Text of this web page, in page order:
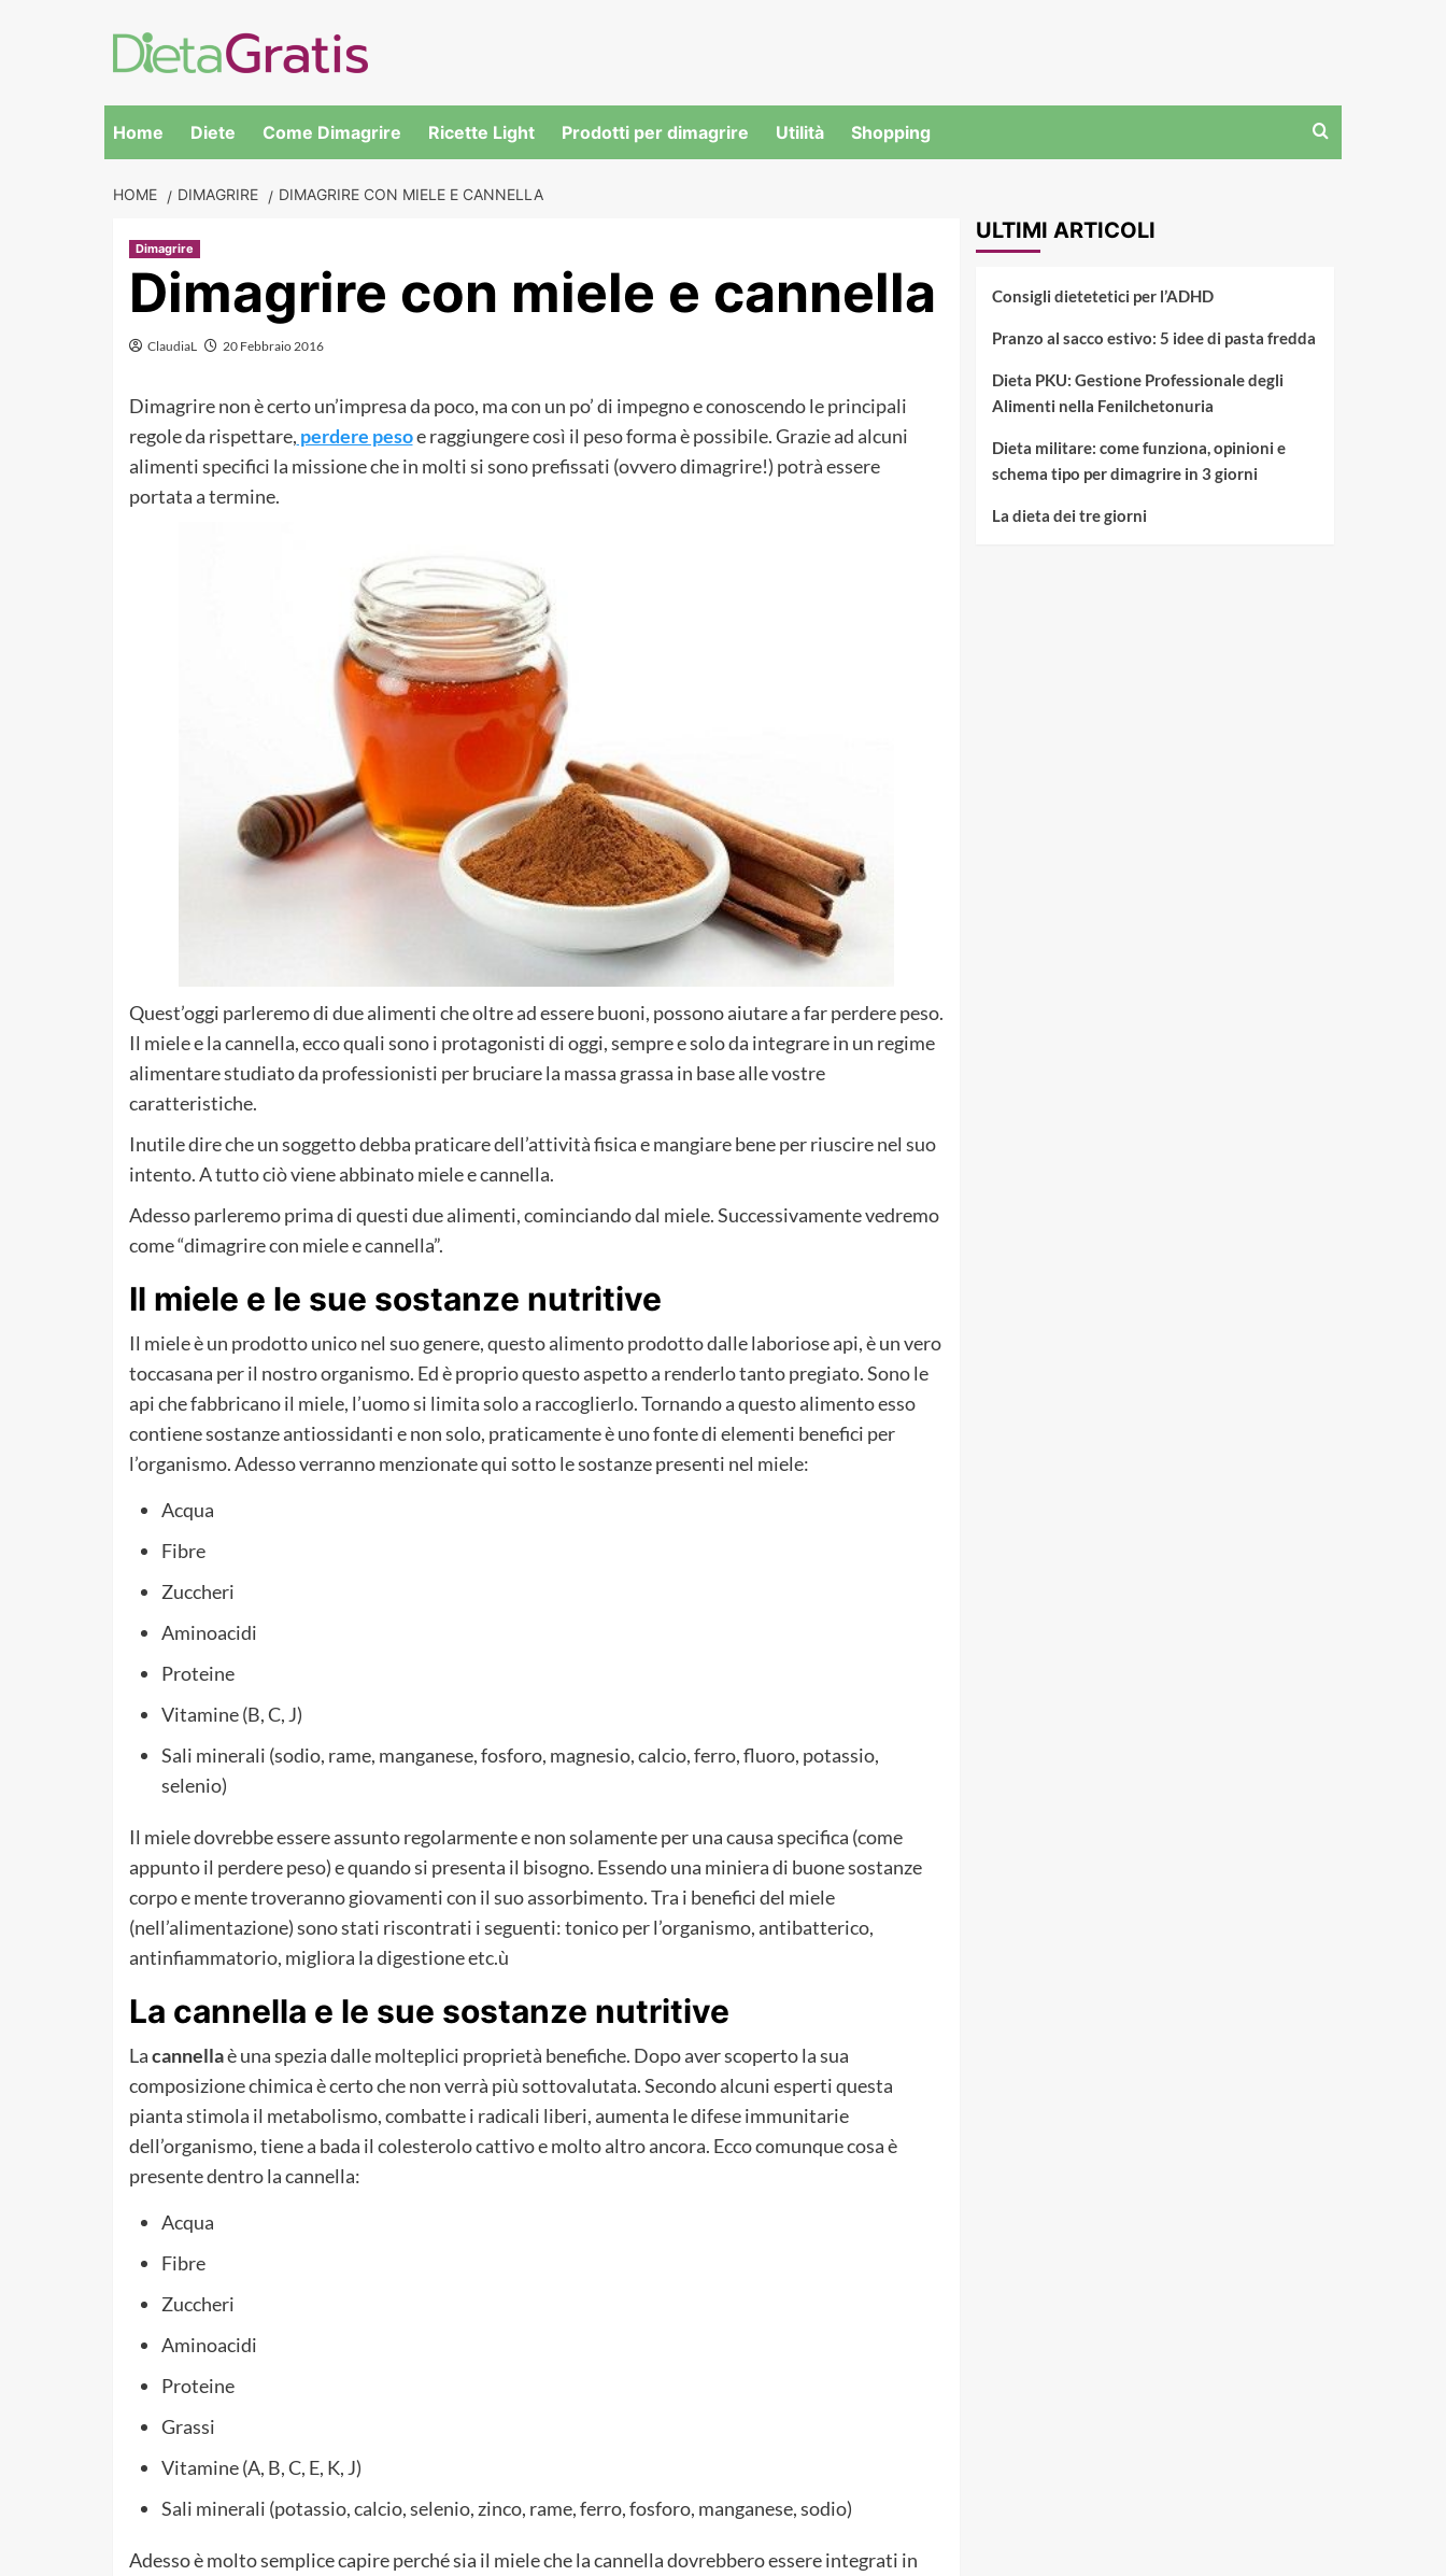
to
content
Home Diete Come Dimagrire Ricette Light Prodotti per dimagrire Utilità Shopping
HOME DIMAGRIRE DIMAGRIRE CON MIELE E CANNELLA
Dimagrire
Dimagrire con miele e cannella
ClaudiaL 20 Febbraio 2016
Dimagrire non è certo un’impresa da poco, ma con un po’ di impegno e conoscendo le principali
regole da rispettare, perdere pesoe raggiungere così il peso forma è possibile. Grazie ad alcuni
alimenti specifici la missione che in molti si sono prefissati (ovvero dimagrire!) potrà essere
portata a termine.
Quest’oggi parleremo di due alimenti che oltre ad essere buoni, possono aiutare a far perdere peso.
Il miele e la cannella, ecco quali sono i protagonisti di oggi, sempre e solo da integrare in un regime
alimentare studiato da professionisti per bruciare la massa grassa in base alle vostre
caratteristiche.
Inutile dire che un soggetto debba praticare dell’attività fisica e mangiare bene per riuscire nel suo
intento. A tutto ciò viene abbinato miele e cannella.
Adesso parleremo prima di questi due alimenti, cominciando dal miele. Successivamente vedremo
come “dimagrire con miele e cannella”.
Il miele e le sue sostanze nutritive
Il miele è un prodotto unico nel suo genere, questo alimento prodotto dalle laboriose api, è un vero
toccasana per il nostro organismo. Ed è proprio questo aspetto a renderlo tanto pregiato. Sono le
api che fabbricano il miele, l’uomo si limita solo a raccoglierlo. Tornando a questo alimento esso
contiene sostanze antiossidanti e non solo, praticamente è uno fonte di elementi benefici per
l’organismo. Adesso verranno menzionate qui sotto le sostanze presenti nel miele:
Acqua
Fibre
Zuccheri
Aminoacidi
Proteine
Vitamine (B, C, J)
Sali minerali (sodio, rame, manganese, fosforo, magnesio, calcio, ferro, fluoro, potassio,
selenio)
Il miele dovrebbe essere assunto regolarmente e non solamente per una causa specifica (come
appunto il perdere peso) e quando si presenta il bisogno. Essendo una miniera di buone sostanze
corpo e mente troveranno giovamenti con il suo assorbimento. Tra i benefici del miele
(nell’alimentazione) sono stati riscontrati i seguenti: tonico per l’organismo, antibatterico,
antinfiammatorio, migliora la digestione etc.ù
La cannella e le sue sostanze nutritive
Lacannellaè una spezia dalle molteplici proprietà benefiche. Dopo aver scoperto la sua
composizione chimica è certo che non verrà più sottovalutata. Secondo alcuni esperti questa
pianta stimola il metabolismo, combatte i radicali liberi, aumenta le difese immunitarie
dell’organismo, tiene a bada il colesterolo cattivo e molto altro ancora. Ecco comunque cosa è
presente dentro la cannella:
Acqua
Fibre
Zuccheri
Aminoacidi
Proteine
Grassi
Vitamine (A, B, C, E, K, J)
Sali minerali (potassio, calcio, selenio, zinco, rame, ferro, fosforo, manganese, sodio)
Adesso è molto semplice capire perché sia il miele che la cannella dovrebbero essere integrati in
ULTIMI ARTICOLI
Consigli dietetetici per l’ADHD
Pranzo al sacco estivo: 5 idee di pasta fredda
Dieta PKU: Gestione Professionale degli
Alimenti nella Fenilchetonuria
Dieta militare: come funziona, opinioni e
schema tipo per dimagrire in 3 giorni
La dieta dei tre giorni